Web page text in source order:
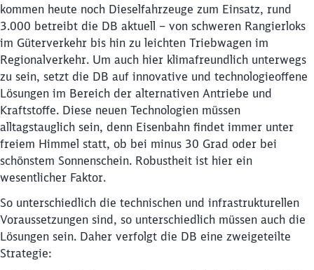
kommen heute noch Dieselfahrzeuge zum Einsatz, rund
3.000 betreibt die DB aktuell – von schweren Rangierloks
im Güterverkehr bis hin zu leichten Triebwagen im
Regionalverkehr. Um auch hier klimafreundlich unterwegs
zu sein, setzt die DB auf innovative und technologieoffene
Lösungen im Bereich der alternativen Antriebe und
Kraftstoffe. Diese neuen Technologien müssen
alltagstauglich sein, denn Eisenbahn findet immer unter
freiem Himmel statt, ob bei minus 30 Grad oder bei
schönstem Sonnenschein. Robustheit ist hier ein
wesentlicher Faktor.
So unterschiedlich die technischen und infrastrukturellen
Voraussetzungen sind, so unterschiedlich müssen auch die
Lösungen sein. Daher verfolgt die DB eine zweigeteilte
Strategie: